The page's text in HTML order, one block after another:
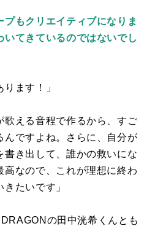
もクリエイティブになりま
いてきているのではないでし
ます！」
歌える音程で作るから、すご
んですよね。さらに、自分が
書き出して、誰かの救いにな
高なので、これが理想に終わ
たいです」
DRAGON の田中洸希くんとも